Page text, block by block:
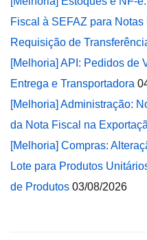
Fiscal à SEFAZ para
Requisição de
[Melhoria] API: Pedidos de
Entrega e Transportadora
[Melhoria] Administração:
da Nota Fiscal na
[Melhoria] Compras:
Lote para Produtos
de Produtos 03/08/2026